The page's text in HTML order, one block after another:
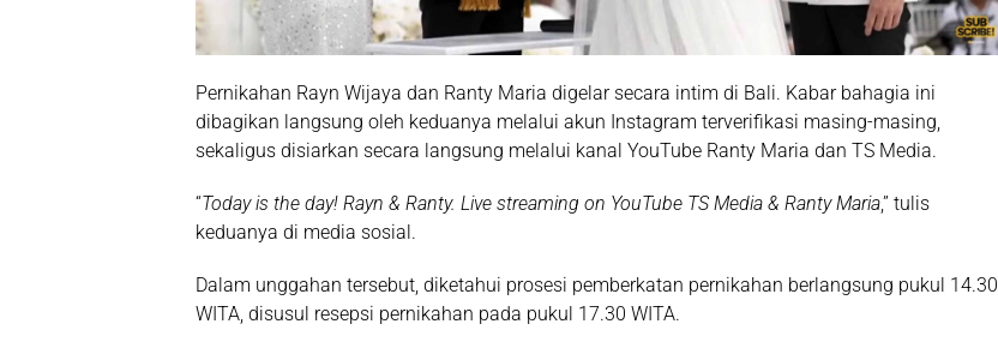
Pernikahan Rayn Wijaya dan Ranty Maria digelar secara intim di Bali. Kabar bahagia ini
dibagikan langsung oleh keduanya melalui akun Instagram terverifikasi masing-masing,
sekaligus disiarkan secara langsung melalui kanal YouTube Ranty Maria dan TS Media.
“Today is the day! Rayn & Ranty. Live streaming on YouTube TS Media & Ranty Maria,” tulis
keduanya di media sosial.
Dalam unggahan tersebut, diketahui prosesi pemberkatan pernikahan berlangsung pukul 14.30
WITA, disusul resepsi pernikahan pada pukul 17.30 WITA.